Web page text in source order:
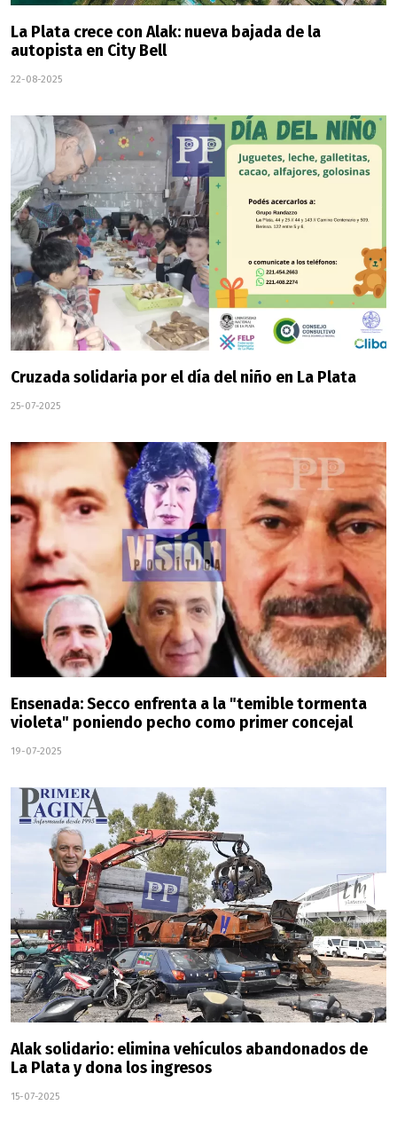
La Plata crece con Alak: nueva bajada de la
autopista en City Bell
22-08-2025
Cruzada solidaria por el día del niño en La Plata
25-07-2025
Ensenada: Secco enfrenta a la "temible tormenta
violeta" poniendo pecho como primer concejal
19-07-2025
Alak solidario: elimina vehículos abandonados de
La Plata y dona los ingresos
15-07-2025